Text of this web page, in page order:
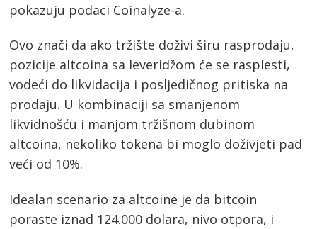
pokazuju podaci Coinalyze-a.
Ovo znači da ako tržište doživi širu rasprodaju,
pozicije altcoina sa leveridžom će se rasplesti,
vodeći do likvidacija i posljedičnog pritiska na
prodaju. U kombinaciji sa smanjenom
likvidnošću i manjom tržišnom dubinom
altcoina, nekoliko tokena bi moglo doživjeti pad
veći od 10%.
Idealan scenario za altcoine je da bitcoin
poraste iznad 124.000 dolara, nivo otpora, i